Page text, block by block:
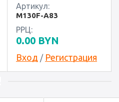
Артикул:
M130F-A83
РРЦ:
0.00 BYN
Вход / Регистрация